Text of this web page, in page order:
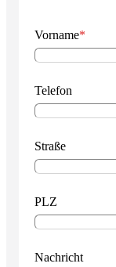
Vorname*
Telefon
Straße
PLZ
Nachricht